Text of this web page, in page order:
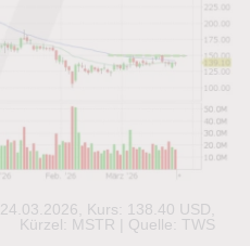
Kurs: 138.40 USD,
Kürzel: MSTR | Quelle: TWS